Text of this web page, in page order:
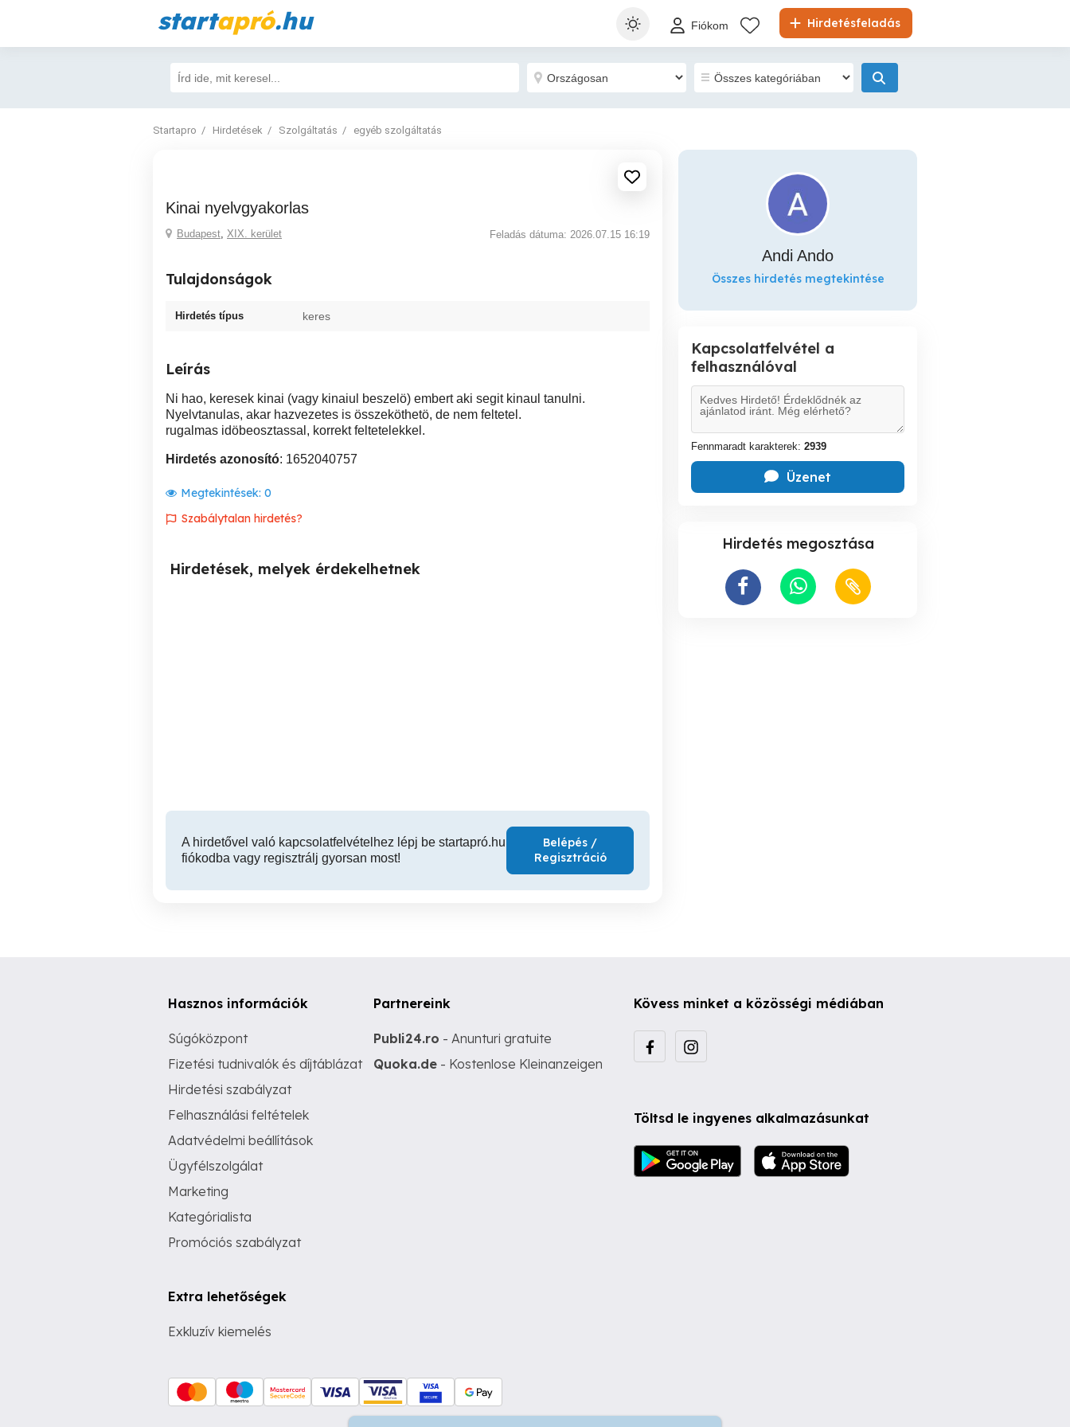
startapró.hu Hirdetésfeladás
Fiókom
Startapro Hirdetések Szolgáltatás egyéb szolgáltatás
kinai nyelvgyakorlas
Budapest, XIX. kerület Feladás dátuma: 2026.07.15 16:19
Tulajdonságok
Hirdetés típus keres
Leírás
Ni hao, keresek kinai (vagy kinaiul beszelö) embert aki segit kinaul tanulni.
Nyelvtanulas, akar hazvezetes is összeköthetö, de nem feltetel.
rugalmas idöbeosztassal, korrekt feltetelekkel.
Hirdetés azonosító: 1652040757
Megtekintések: 0
Szabálytalan hirdetés?
Hirdetések, melyek érdekelhetnek
A hirdetővel való kapcsolatfelvételhez lépj be startapró.hu
fiókodba vagy regisztrálj gyorsan most!
Belépés /
Regisztráció
Andi Ando
Összes hirdetés megtekintése
Kapcsolatfelvétel a
felhasználóval
Fennmaradt karakterek: 2939
Üzenet
Hirdetés megosztása
Hasznos információk
Súgóközpont
Fizetési tudnivalók és díjtáblázat
Hirdetési szabályzat
Felhasználási feltételek
Adatvédelmi beállítások
Ügyfélszolgálat
Marketing
Kategórialista
Promóciós szabályzat
Extra lehetőségek
Exkluzív kiemelés
Partnereink
Publi24.ro - Anunturi gratuite
Quoka.de - Kostenlose Kleinanzeigen
Kövess minket a közösségi médiában
Töltsd le ingyenes alkalmazásunkat